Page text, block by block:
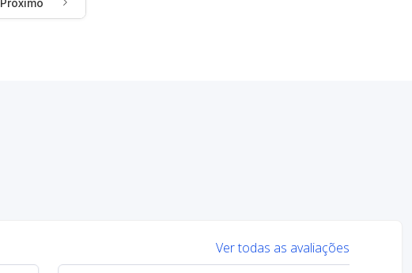
Ver todas as avaliações